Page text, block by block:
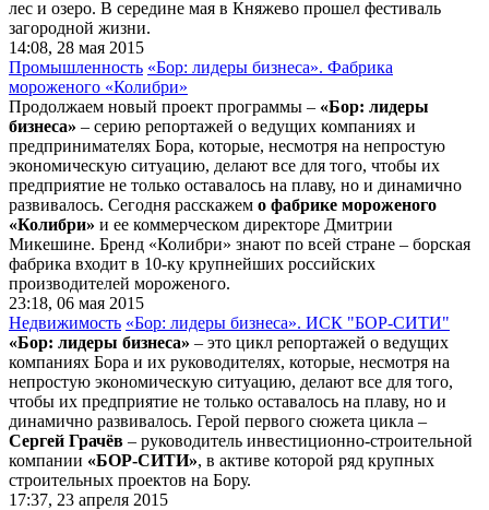
лес и озеро. В середине мая в Княжево прошел фестиваль
загородной жизни.
14:08, 28 мая 2015
Промышленность «Бор: лидеры бизнеса». Фабрика
мороженого «Колибри»
Продолжаем новый проект программы – «Бор: лидеры
бизнеса» – серию репортажей о ведущих компаниях и
предпринимателях Бора, которые, несмотря на непростую
экономическую ситуацию, делают все для того, чтобы их
предприятие не только оставалось на плаву, но и динамично
развивалось. Сегодня расскажем о фабрике мороженого
«Колибри» и ее коммерческом директоре Дмитрии
Микешине. Бренд «Колибри» знают по всей стране – борская
фабрика входит в 10-ку крупнейших российских
производителей мороженого.
23:18, 06 мая 2015
Недвижимость «Бор: лидеры бизнеса». ИСК "БОР-СИТИ"
«Бор: лидеры бизнеса» – это цикл репортажей о ведущих
компаниях Бора и их руководителях, которые, несмотря на
непростую экономическую ситуацию, делают все для того,
чтобы их предприятие не только оставалось на плаву, но и
динамично развивалось. Герой первого сюжета цикла –
Сергей Грачёв – руководитель инвестиционно-строительной
компании «БОР-СИТИ», в активе которой ряд крупных
строительных проектов на Бору.
17:37, 23 апреля 2015